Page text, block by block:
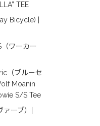
TEE
Bicycle) |
ワーカー
（ブルーセ
Moanin
S/S Tee
ーブ）|